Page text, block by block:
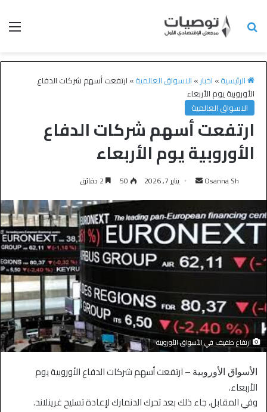
الرئيسية» اخبار» الاسواق العالمية» ارتفعت أسهم شركات الدفاع
الأوروبية يوم الأربعاء
الاسواق العالمية
ارتفعت أسهم شركات الدفاع
الأوروبية يوم الأربعاء
Osanna Sh يناير 7, 2026 50
ارتفاع طفيف في الأسواق الأوروبية
الأسواق الأوروبية – ارتفعت أسهم شركات الدفاع الأوروبية يوم
الأربعاء.
وفي المقابل، جاء ذلك بعد تحرك الدنمارك لإعادة تسليح غرينلاند.